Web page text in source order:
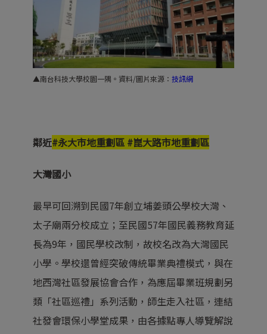
▲南台科技大學校園一隅。資料/圖片來源： 技訊網
鄰近#永大市地重劃區 #崑大路市地重劃區
大灣國小
最早可回溯到民國7年創立埔姜頭公學校大灣、
太子廟兩分校成立；至民國57年國民義務教育延
長為9年，國民學校改制，故校名改為大灣國民
小學。學校還曾經突破傳統畢業典禮模式，與在
地西灣社區發展協會合作，為應屆畢業班規劃另
類「社區巡禮」系列活動，師生走入社區，連結
社發會環保小學堂成果，由各據點專人導覽解說